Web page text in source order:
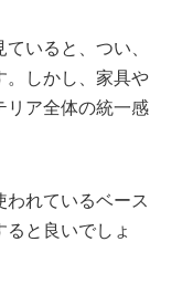
いると、つい、
。しかし、家具や
リア全体の統一感
われているベース
と良いでしょ